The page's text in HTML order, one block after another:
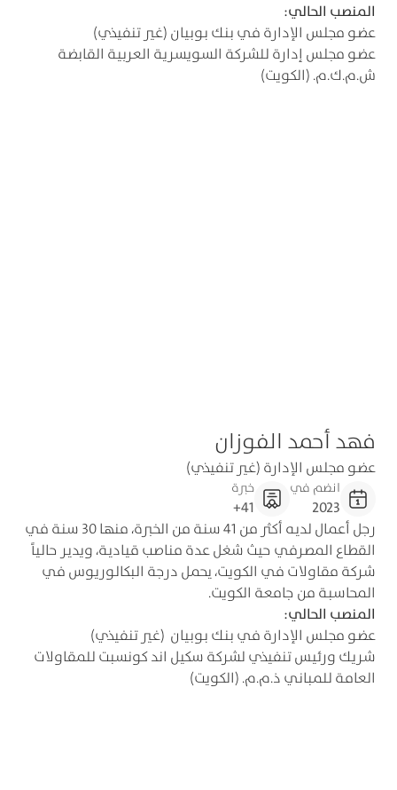
المنصب الحالي:
عضو مجلس الإدارة في بنك بوبيان (غير تنفيذي)
عضو مجلس إدارة للشركة السويسرية العربية القابضة
ش.م.ك.م. (الكويت)
فهد أحمد الفوزان
عضو مجلس الإدارة (غير تنفيذي)
انضم في
2023
خبرة
41+
رجل أعمال لديه أكثر من 41 سنة من الخبرة، منها 30 سنة في
القطاع المصرفي حيث شغل عدة مناصب قيادية، ويدير حالياً
شركة مقاولات في الكويت، يحمل درجة البكالوريوس في
المحاسبة من جامعة الكويت.
المنصب الحالي:
عضو مجلس الإدارة في بنك بوبيان (غير تنفيذي)
شريك ورئيس تنفيذي لشركة سكيل اند كونسبت للمقاولات
العامة للمباني ذ.م.م. (الكويت)